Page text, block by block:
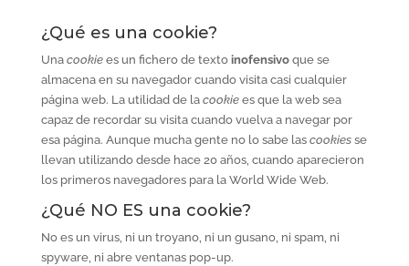
¿Qué es una cookie?
Una cookiees un fichero de texto inofensivoque se
almacena en su navegador cuando visita casi cualquier
página web. La utilidad de la cookiees que la web sea
capaz de recordar su visita cuando vuelva a navegar por
esa página. Aunque mucha gente no lo sabe las cookiesse
llevan utilizando desde hace 20 años, cuando aparecieron
los primeros navegadores para la World Wide Web.
¿Qué NO ES una cookie?
No es un virus, ni un troyano, ni un gusano, ni spam, ni
spyware, ni abre ventanas pop-up.